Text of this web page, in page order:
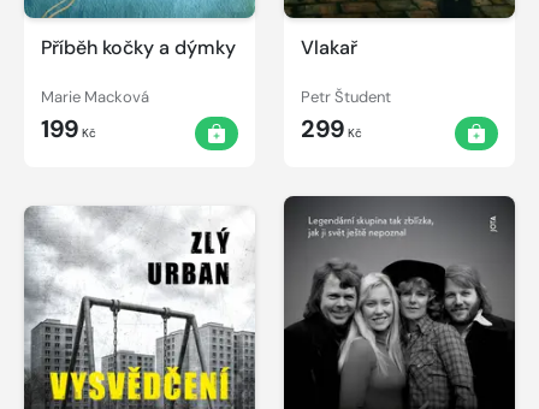
Příběh kočky a dýmky
Marie Macková
199 Kč
Vlakař
Petr Študent
299 Kč